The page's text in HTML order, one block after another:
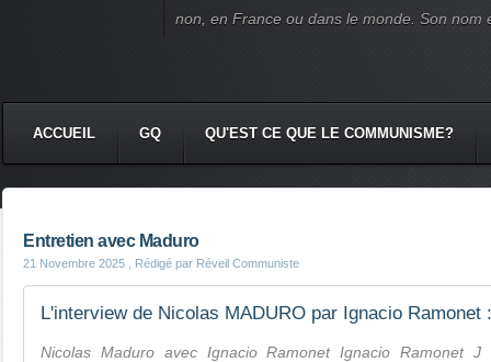
non, en France ou dans le monde. Son nom
ACCUEIL GQ QU'EST CE QUE LE COMMUNISME?
Entretien avec Maduro
21 Novembre 2025 , Rédigé par Réveil Communiste
Nicolas Maduro avec Ignacio Ramonet Ignacio Ramonet